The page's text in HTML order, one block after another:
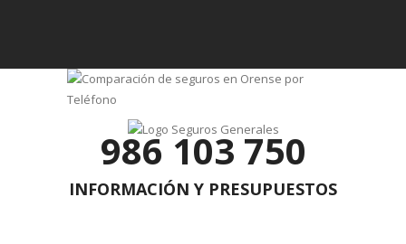
986 103 750
INFORMACIÓN Y PRESUPUESTOS